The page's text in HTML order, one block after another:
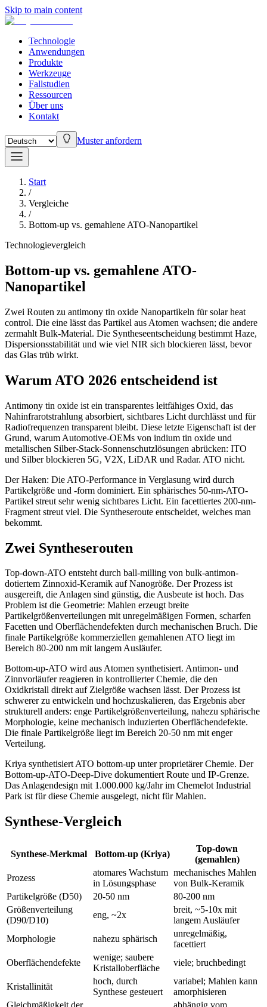
Skip to main content
Technologie
Anwendungen
Produkte
Werkzeuge
Fallstudien
Ressourcen
Über uns
Kontakt
Muster anfordern
Start
/
Vergleiche
/
Bottom-up vs. gemahlene ATO-Nanopartikel
Technologievergleich
Bottom-up vs. gemahlene ATO-
Nanopartikel
Zwei Routen zu antimony tin oxide Nanopartikeln für solar heat
control. Die eine lässt das Partikel aus Atomen wachsen; die andere
zermahlt Bulk-Material. Die Syntheseentscheidung bestimmt Haze,
Dispersionsstabilität und wie viel NIR sich blockieren lässt, bevor
das Glas trüb wirkt.
Warum ATO 2026 entscheidend ist
Antimony tin oxide ist ein transparentes leitfähiges Oxid, das
Nahinfrarotstrahlung absorbiert, sichtbares Licht durchlässt und für
Radiofrequenzen transparent bleibt. Diese letzte Eigenschaft ist der
Grund, warum Automotive-OEMs von indium tin oxide und
metallischen Silber-Stack-Sonnenschutzlösungen abrücken: ITO
und Silber blockieren 5G, V2X, LiDAR und Radar. ATO nicht.
Der Haken: Die ATO-Performance in Verglasung wird durch
Partikelgröße und -form dominiert. Ein sphärisches 50-nm-ATO-
Partikel streut sehr wenig sichtbares Licht. Ein facettiertes 200-nm-
Fragment streut viel. Die Syntheseroute entscheidet, welches man
bekommt.
Zwei Syntheserouten
Top-down-ATO entsteht durch ball-milling von bulk-antimon-
dotiertem Zinnoxid-Keramik auf Nanogröße. Der Prozess ist
ausgereift, die Anlagen sind günstig, die Ausbeute ist hoch. Das
Problem ist die Geometrie: Mahlen erzeugt breite
Partikelgrößenverteilungen mit unregelmäßigen Formen, scharfen
Facetten und Oberflächendefekten durch mechanischen Bruch. Die
finale Partikelgröße kommerziellen gemahlenen ATO liegt im
Bereich 80-200 nm mit langem Ausläufer.
Bottom-up-ATO wird aus Atomen synthetisiert. Antimon- und
Zinnvorläufer reagieren in kontrollierter Chemie, die den
Oxidkristall direkt auf Zielgröße wachsen lässt. Der Prozess ist
schwerer zu entwickeln und hochzuskalieren, das Ergebnis aber
strukturell anders: enge Partikelgrößenverteilung, nahezu sphärische
Morphologie, keine mechanisch induzierten Oberflächendefekte.
Die finale Partikelgröße liegt im Bereich 20-50 nm mit enger
Verteilung.
Kriya synthetisiert ATO bottom-up unter proprietärer Chemie. Der
Bottom-up-ATO-Deep-Dive dokumentiert Route und IP-Grenze.
Das Anlagendesign mit 1.000.000 kg/Jahr im Chemelot Industrial
Park ist für diese Chemie ausgelegt, nicht für Mahlen.
Synthese-Vergleich
Synthese-Merkmal Bottom-up (Kriya)
Top-down
(gemahlen)
Prozess
atomares Wachstum
in Lösungsphase
mechanisches Mahlen
von Bulk-Keramik
Partikelgröße (D50)
20-50 nm
80-200 nm
Größenverteilung
(D90/D10)
eng, ~2x
breit, ~5-10x mit
langem Ausläufer
Morphologie
nahezu sphärisch
unregelmäßig,
facettiert
Oberflächendefekte
wenige; saubere
Kristalloberfläche
viele; bruchbedingt
Kristallinität
hoch, durch
Synthese gesteuert
variabel; Mahlen kann
amorphisieren